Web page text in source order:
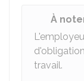
À
travail.